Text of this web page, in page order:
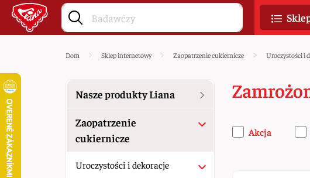
Dom Sklep internetowy Zaopatrzenie cukiernicze Uroczystości i
Akcja
Nasze produkty Liana
Zaopatrzenie
cukiernicze
Uroczystości i dekoracje